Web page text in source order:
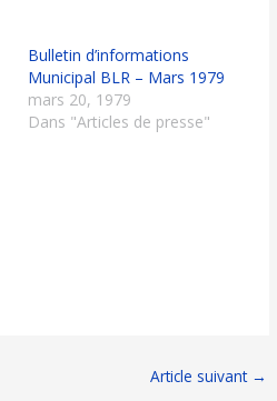
Bulletin d’informations
Municipal BLR – Mars 1979
mars 20, 1979
Dans "Articles de presse"
Article suivant →